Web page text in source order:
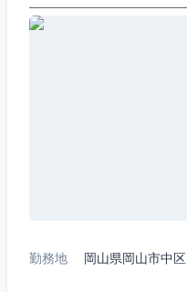
勤務地 岡山県岡山市中区